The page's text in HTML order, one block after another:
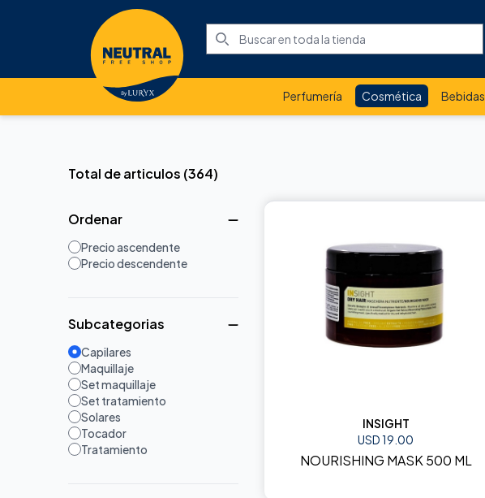
Perfumería Cosmética Bebidas
Total de articulos (364)
Ordenar
Precio ascendente
Precio descendente
Subcategorias
Capilares
Maquillaje
Set maquillaje
Set tratamiento
Solares
Tocador
Tratamiento
INSIGHT
USD 19.00
NOURISHING MASK 500 ML